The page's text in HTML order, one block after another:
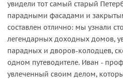
увидели тот самый старый
парадными фасадами и
составлен отлично: мы узнали
легендарных доходных домов,
парадных и дворов-колодцев,
одном путеводителе. Иван -
увлеченный своим делом,